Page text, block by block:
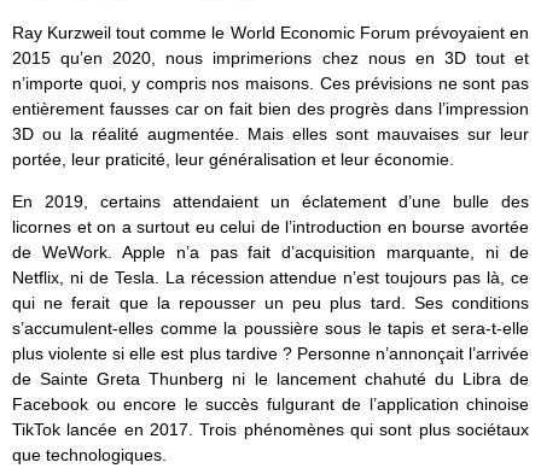
Ray Kurzweil tout comme le World Economic Forum prévoyaient en
2015 qu’en 2020, nous imprimerions chez nous en 3D tout et
n’importe quoi, y compris nos maisons. Ces prévisions ne sont pas
entièrement fausses car on fait bien des progrès dans l’impression
3D ou la réalité augmentée. Mais elles sont mauvaises sur leur
portée, leur praticité, leur généralisation et leur économie.
En 2019, certains attendaient un éclatement d’une bulle des
licornes et on a surtout eu celui de l’introduction en bourse avortée
de WeWork. Apple n’a pas fait d’acquisition marquante, ni de
Netflix, ni de Tesla. La récession attendue n’est toujours pas là, ce
qui ne ferait que la repousser un peu plus tard. Ses conditions
s’accumulent-elles comme la poussière sous le tapis et sera-t-elle
plus violente si elle est plus tardive ? Personne n’annonçait l’arrivée
de Sainte Greta Thunberg ni le lancement chahuté du Libra de
Facebook ou encore le succès fulgurant de l’application chinoise
TikTok lancée en 2017. Trois phénomènes qui sont plus sociétaux
que technologiques.